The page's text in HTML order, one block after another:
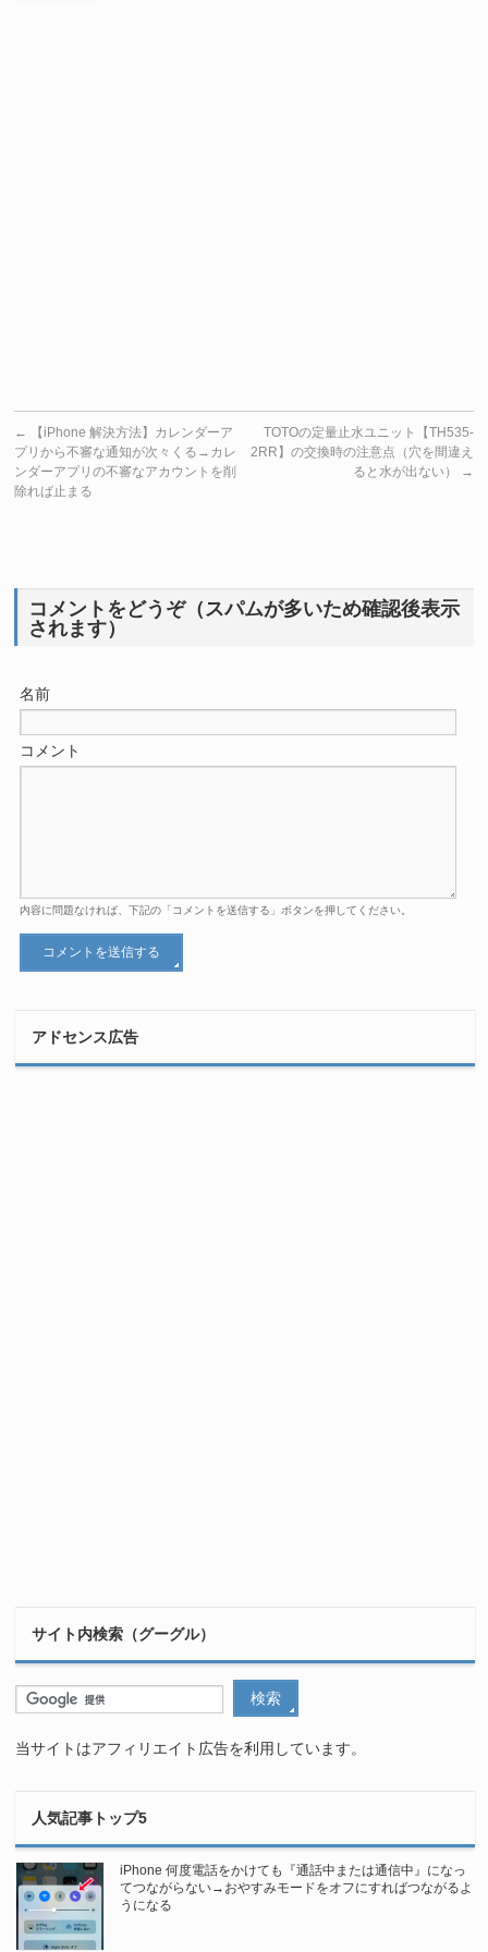
←
【iPhone 解決方法】カレンダーア
プリから不審な通知が次々くる→カレ
ンダーアプリの不審なアカウントを削
除れば止まる
TOTOの定量止水ユニット【TH535-
2RR】の交換時の注意点（穴を間違え
ると水が出ない）
→
コメントをどうぞ（スパムが多いため確認後表示
されます）
名前
コメント
内容に問題なければ、下記の「コメントを送信する」ボタンを押してください。
アドセンス広告
サイト内検索（グーグル）
当サイトはアフィリエイト広告を利用しています。
人気記事トップ5
iPhone 何度電話をかけても『通話中または通信中』になっ
てつながらない→おやすみモードをオフにすればつながるよ
うになる